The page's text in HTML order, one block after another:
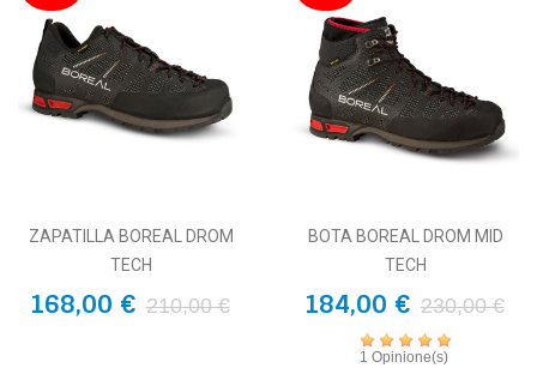
ZAPATILLA BOREAL DROM
TECH
168,00 € 210,00 €
BOTA BOREAL DROM MID
TECH
184,00 € 230,00 €
1 Opinione(s)